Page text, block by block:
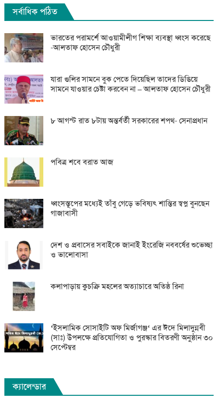
সর্বাধিক পঠিত
ভারতের পরামর্শে আওয়ামীলীগ শিক্ষা ব্যবস্থা ধ্বংস করেছে
-আলতাফ হোসেন চৌধুরী
যারা গুলির সামনে বুক পেতে দিয়েছিল তাদের ডিঙিয়ে
সামনে যাওয়ার চেষ্টা করবেন না – আলতাফ হোসেন চৌধুরী
৮ আগস্ট রাত ৮টায় অন্তর্বর্তী সরকারের শপথ- সেনাপ্রধান
পবিত্র শবে বরাত আজ
ধ্বংসস্তূপের মধ্যেই তাঁবু গেড়ে ভবিষ্যৎ শান্তির স্বপ্ন বুনছেন
গাজাবাসী
দেশ ও প্রবাসের সবাইকে জানাই ইংরেজি নববর্ষের শুভেচ্ছা
ও ভালোবাসা
কলাপাড়ায় কুচক্রি মহলের অত্যাচারে অতিষ্ঠ রিনা
‘ইসলামিক সোসাইটি অফ মির্জাগঞ্জ‘ এর ঈদে মিলাদুন্নবী
(সাঃ) উপলক্ষে প্রতিযোগিতা ও পুরস্কার বিতরণী অনুষ্ঠান ৩০
সেপ্টেম্বর
ক্যালেন্ডার